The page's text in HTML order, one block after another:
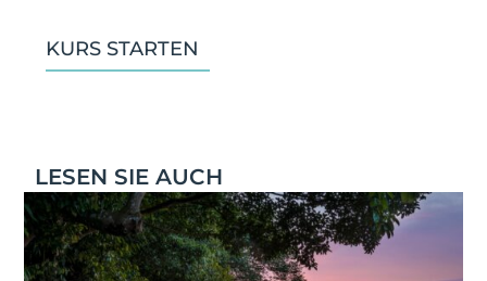
KURS STARTEN
LESEN SIE AUCH